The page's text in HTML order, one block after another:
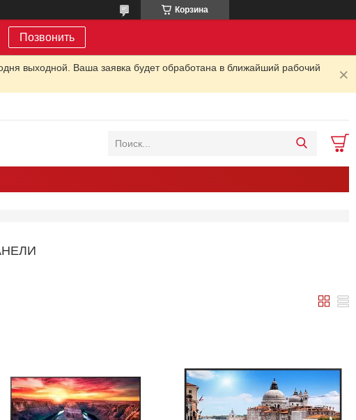
Корзина
Позвонить
выходной. Ваша заявка будет обработана в ближайший рабочий